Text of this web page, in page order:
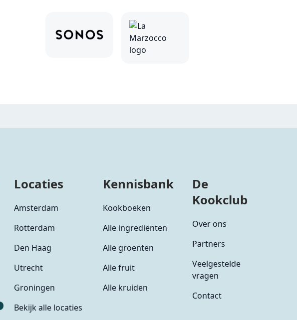
Locaties
Amsterdam
Rotterdam
Den Haag
Utrecht
Groningen
Bekijk alle locaties
Kennisbank
Kookboeken
Alle ingrediënten
Alle groenten
Alle fruit
Alle kruiden
De
Kookclub
Over ons
Partners
Veelgestelde
vragen
Contact